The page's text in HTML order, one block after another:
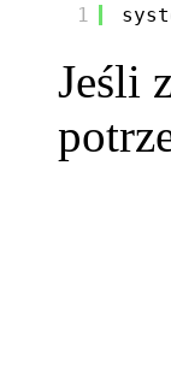
1
Jeśli